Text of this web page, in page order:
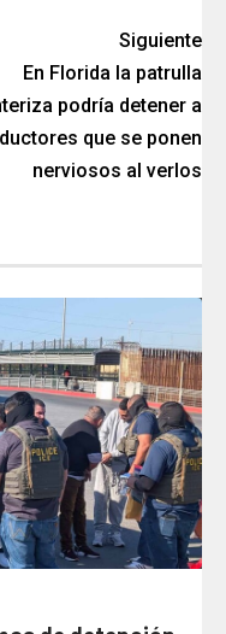
Siguiente
En Florida la patrulla
podría detener a
que se ponen
nerviosos al verlos